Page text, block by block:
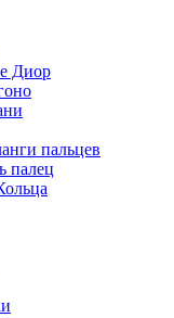
Диор
пальцев
палец